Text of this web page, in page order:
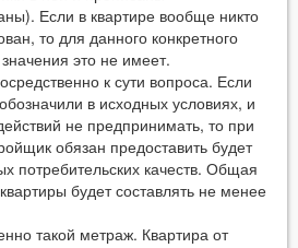
Если в квартире вообще никто
то для данного конкретного
это не имеет.
к сути вопроса. Если
в исходных условиях, и
не предпринимать, то при
обязан предоставить будет
потребительских качеств. Общая
будет составлять не менее
такой метраж. Квартира от